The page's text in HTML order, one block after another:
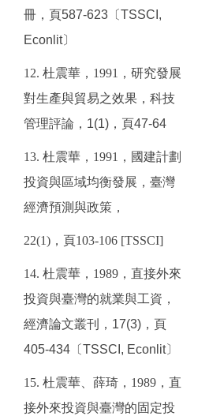
冊，頁587-623〔TSSCI,
Econlit〕
12.杜震華，1991 ，研究發展
對生產與貿易之效果，科技
管理評論，1(1)，頁47-64
13.杜震華，1991 ，國建計劃
投資與區域均衡發展，臺灣
經濟預測與政策，
22(1) ，頁103-106 [TSSCI]
14.杜震華，1989 ，直接外來
投資與臺灣的就業與工資，
經濟論文叢刊，17(3)，頁
405-434〔TSSCI, Econlit〕
15.杜震華、薛琦，1989 ，直
接外來投資與臺灣的固定投